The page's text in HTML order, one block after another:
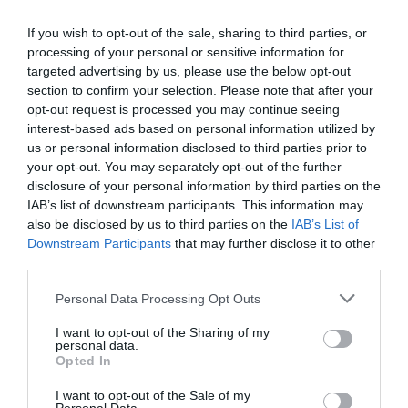
If you wish to opt-out of the sale, sharing to third parties, or
processing of your personal or sensitive information for
targeted advertising by us, please use the below opt-out
section to confirm your selection. Please note that after your
opt-out request is processed you may continue seeing
interest-based ads based on personal information utilized by
us or personal information disclosed to third parties prior to
your opt-out. You may separately opt-out of the further
disclosure of your personal information by third parties on the
IAB’s list of downstream participants. This information may
also be disclosed by us to third parties on the IAB’s List of
Downstream Participants that may further disclose it to other
Personal Data Processing Opt Outs
I want to opt-out of the Sharing of my
personal data.
Opted In
I want to opt-out of the Sale of my
incluye el Botafogo brasileño –finalista de la
Libertadores– y el Crystal Palace de la Premier League.
Sin embargo, entre los planes de John Textor, cabeza
visible del proyecto, está la venta de su participación
en el club inglés.
Parte de este dinero iría a parar al OL, al que
pretende inyectar hasta 215 millonesde euros esta
temporada por diferentes vías. Dinero que compensen
parte de los298 millones perdidos desde la
, según datos extraídos de Intelligence 2P. De
la venta del Crystal Palace llegarían 40 millones; 75
millones en capital propio o ingresos por venta de
jugadores de clubes del holding, y hasta 100 millones, a
Sobre Intelligence 2P
Intelligence 2P
de datos monitoriza la asistencia y venta de entradas de